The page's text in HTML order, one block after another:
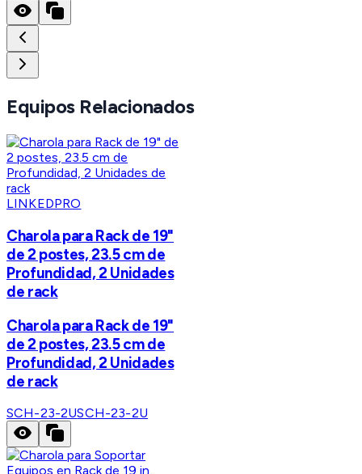
Equipos Relacionados
LINKEDPRO
Charola para Rack de 19"
de 2 postes, 23.5 cm de
Profundidad, 2 Unidades
de rack
Charola para Rack de 19"
de 2 postes, 23.5 cm de
Profundidad, 2 Unidades
de rack
SCH-23-2USCH-23-2U